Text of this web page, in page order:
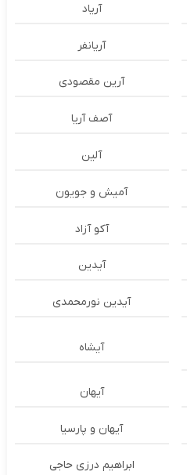
آریاد
آریانفر
آرین مقصودی
آصف آریا
آلین
آمیش و جویون
آکو آزاد
آیدین
آیدین نورمحمدی
آیشاه
آیهان
آیهان و پارسیا
ابراهیم درزی حاجی